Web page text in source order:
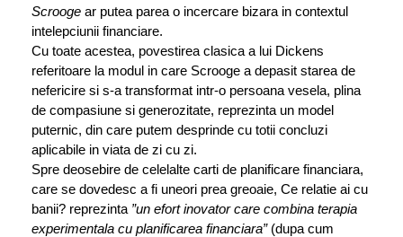
Scrooge ar putea parea o incercare bizara in contextul
intelepciunii financiare.
Cu toate acestea, povestirea clasica a lui Dickens
referitoare la modul in care Scrooge a depasit starea de
nefericire si s-a transformat intr-o persoana vesela, plina
de compasiune si generozitate, reprezinta un model
puternic, din care putem desprinde cu totii concluzi
aplicabile in viata de zi cu zi.
Spre deosebire de celelalte carti de planificare financiara,
care se dovedesc a fi uneori prea greoaie, Ce relatie ai cu
banii? reprezinta ”un efort inovator care combina terapia
experimentala cu planificarea financiara”(dupa cum